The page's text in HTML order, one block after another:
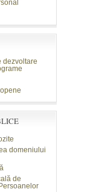
dezvoltare
domeniului
de